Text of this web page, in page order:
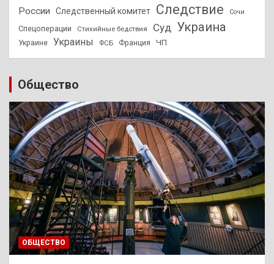
России
Следственный комитет Следствие Сочи
Спецоперации Стихийные бедствия Суд Украина
Украине Украины ФСБ Франция ЧП
Общество
ОБЩЕСТВО